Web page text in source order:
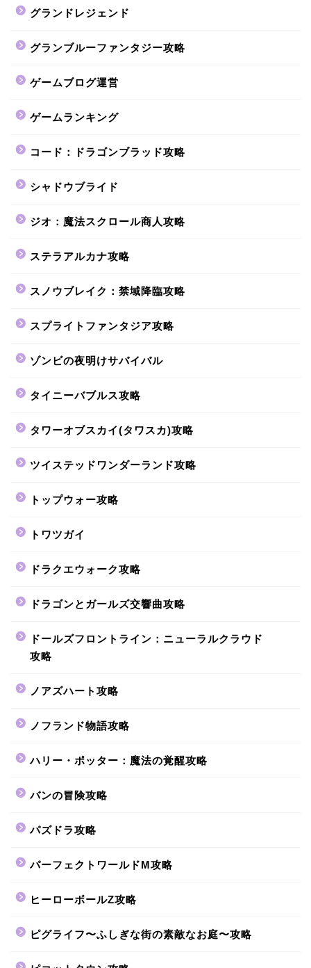
グランドレジェンド
グランブルーファンタジー攻略
ゲームブログ運営
ゲームランキング
コード：ドラゴンブラッド攻略
シャドウブライド
ジオ：魔法スクロール商人攻略
ステラアルカナ攻略
スノウブレイク：禁域降臨攻略
スプライトファンタジア攻略
ゾンビの夜明けサバイバル
タイニーバブルス攻略
タワーオブスカイ(タワスカ)攻略
ツイステッドワンダーランド攻略
トップウォー攻略
トワツガイ
ドラクエウォーク攻略
ドラゴンとガールズ交響曲攻略
ドールズフロントライン：ニューラルクラウド
攻略
ノアズハート攻略
ノフランド物語攻略
ハリー・ポッター：魔法の覚醒攻略
バンの冒険攻略
パズドラ攻略
パーフェクトワールドM攻略
ヒーローボールZ攻略
ピグライフ〜ふしぎな街の素敵なお庭〜攻略